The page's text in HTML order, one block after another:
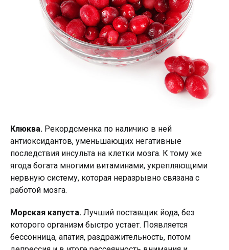
Клюква. Рекордсменка по наличию в ней
антиоксидантов, уменьшающих негативные
последствия инсульта на клетки мозга. К тому же
ягода богата многими витаминами, укрепляющими
нервную систему, которая неразрывно связана с
работой мозга.
Морская капуста. Лучший поставщик йода, без
которого организм быстро устает. Появляется
бессонница, апатия, раздражительность, потом